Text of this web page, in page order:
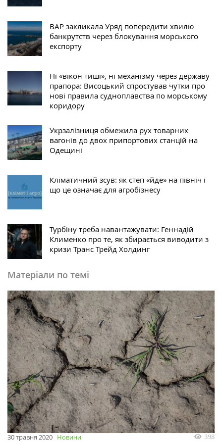
ВАР закликала Уряд попередити хвилю
банкрутств через блокування морського
експорту
Ні «вікон тиші», ні механізму через державу
прапора: Висоцький спростував чутки про
нові правила судноплавства по морському
коридору
Укрзалізниця обмежила рух товарних
вагонів до двох припортових станцій на
Одещині
Кліматичний зсув: як степ «йде» на північ і
що це означає для агробізнесу
Турбіну треба навантажувати: Геннадій
Клименко про те, як збирається виводити з
кризи Транс Трейд Холдинг
Матеріали по темі
30 травня 2020 Новини 398